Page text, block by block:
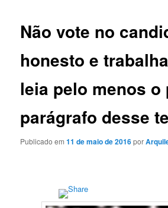
Não vote no
honesto e
leia pelo menos o
parágrafo desse
Publicado em11 de maio de 2016por